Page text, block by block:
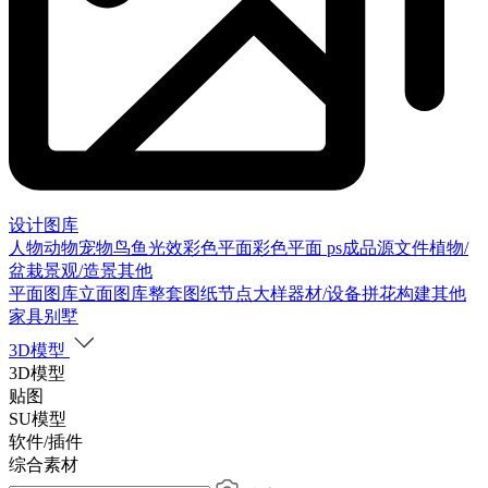
设计图库
人物动物宠物鸟鱼光效彩色平面彩色平面 ps成品源文件植物/
盆栽景观/造景其他
平面图库立面图库整套图纸节点大样器材/设备拼花构建其他
家具别墅
3D模型
3D模型
贴图
SU模型
软件/插件
综合素材